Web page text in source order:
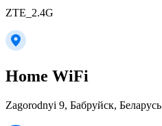
ZTE_2.4G
Home WiFi
Zagorodnyi 9, Бабруйск, Беларусь